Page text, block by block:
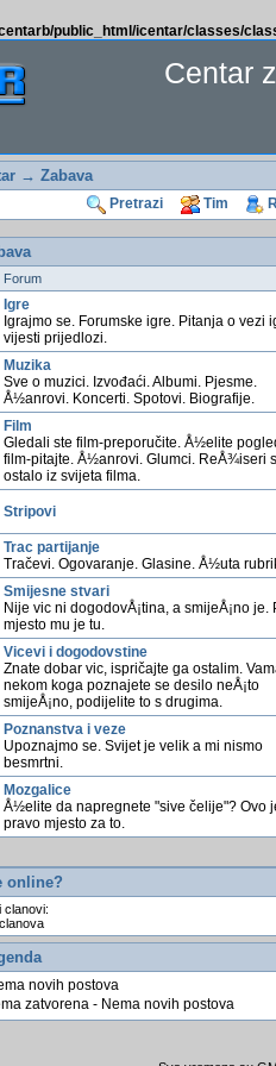
public_html/icentar/classes/
Centar
→ Zabava
Pretrazi Tim
Forum
Igre
Igrajmo se. Forumske igre. Pitanja o vezi
vijesti prijedlozi.
Muzika
Sve o muzici. Izvođaći. Albumi. Pjesme.
Å½anrovi. Koncerti. Spotovi. Biografije.
Film
Gledali ste film-preporučite. Å½elite
film-pitajte. Å½anrovi. Glumci. ReÅ¾iseri
ostalo iz svijeta filma.
Stripovi
Trac partijanje
Tračevi. Ogovaranje. Glasine. Å½uta
Smijesne stvari
Nije vic ni dogodovÅ¡tina, a smijeÅ¡no je.
mjesto mu je tu.
Vicevi i dogodovstine
Znate dobar vic, ispričajte ga ostalim.
nekom koga poznajete se desilo neÅ¡to
smijeÅ¡no, podijelite to s drugima.
Poznanstva i veze
Upoznajmo se. Svijet je velik a mi nismo
besmrtni.
Mozgalice
Å½elite da napregnete "sive čelije"? Ovo
pravo mjesto za to.
online?
clanovi:
novih postova
zatvorena - Nema novih postova